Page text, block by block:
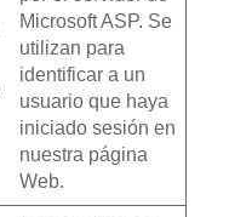
Microsoft ASP. Se
utilizan para
identificar a un
usuario que haya
iniciado sesión en
nuestra página
Web.